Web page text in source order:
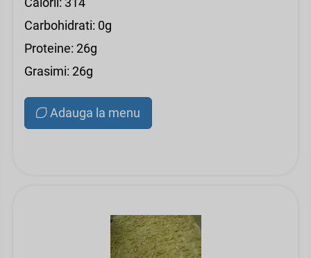
Carbohidrati: 0g
Proteine: 26g
Grasimi: 26g
Adauga la menu